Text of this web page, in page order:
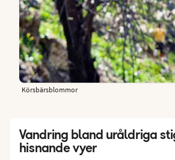
Körsbärsblommor
Vandring bland uråldriga
hisnande vyer